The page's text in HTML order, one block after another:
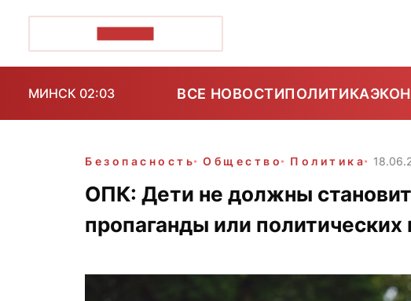
МИНСК 02:03 ВСЕ НОВОСТИПОЛИТИКА
Безопасность Общество Политика
ОПК: Дети не должны
пропаганды или политических